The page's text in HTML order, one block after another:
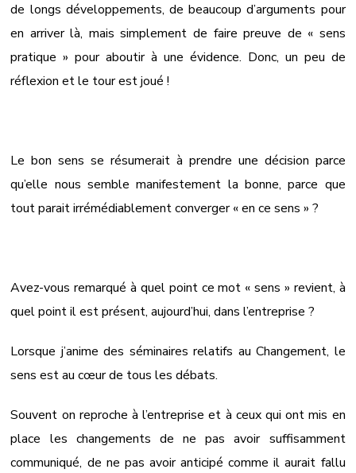
de longs développements, de beaucoup d’arguments pour
en arriver là, mais simplement de faire preuve de « sens
pratique » pour aboutir à une évidence. Donc, un peu de
réflexion et le tour est joué !
Le bon sens se résumerait à prendre une décision parce
qu’elle nous semble manifestement la bonne, parce que
tout parait irrémédiablement converger « en ce sens » ?
Avez-vous remarqué à quel point ce mot « sens » revient, à
quel point il est présent, aujourd’hui, dans l’entreprise ?
Lorsque j’anime des séminaires relatifs au Changement, le
sens est au cœur de tous les débats.
Souvent on reproche à l’entreprise et à ceux qui ont mis en
place les changements de ne pas avoir suffisamment
communiqué, de ne pas avoir anticipé comme il aurait fallu